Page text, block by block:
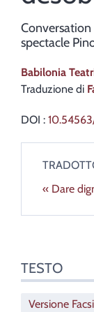
spectacle
Babilonia
Traduzione di
DOI :
« Dare
Citare
Autori
Traduttore
TESTO
Versione